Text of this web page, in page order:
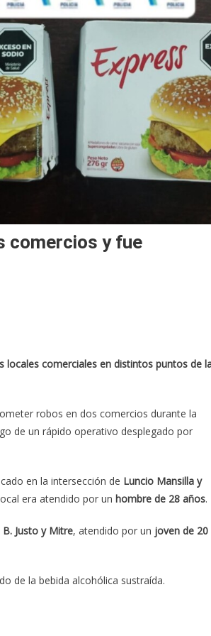
comercios y fue
locales comerciales en distintos puntos de
robos en dos comercios durante la
de un rápido operativo desplegado por
en la intersección de Luncio Mansilla y
era atendido por un hombre de 28 años.
B. Justo y Mitre, atendido por un joven de 20
de la bebida alcohólica sustraída.